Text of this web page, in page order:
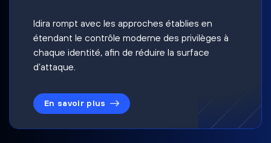
Idira rompt avec les approches établies en
étendant le contrôle moderne des privilèges à
chaque identité, afin de réduire la surface
d’attaque.
En savoir plus